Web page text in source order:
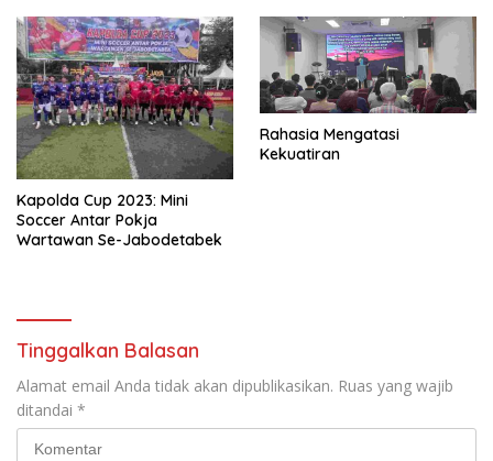
Kapolda Cup 2023: Mini
Soccer Antar Pokja
Wartawan Se-Jabodetabek
Rahasia Mengatasi
Kekuatiran
Tinggalkan Balasan
Alamat email Anda tidak akan dipublikasikan. Ruas yang wajib
ditandai *